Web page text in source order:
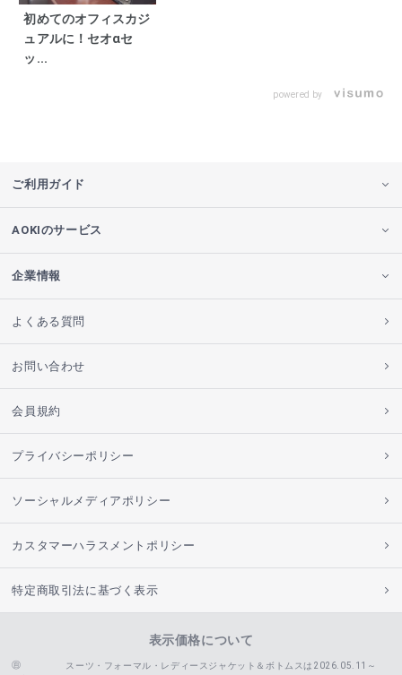
初めてのオフィスカジ
ュアルに！セオαセ
ッ...
powered by
ご利用ガイド
AOKIのサービス
企業情報
よくある質問
お問い合わせ
会員規約
プライバシーポリシー
ソーシャルメディアポリシー
カスタマーハラスメントポリシー
特定商取引法に基づく表示
表示価格について
スーツ・フォーマル・レディースジャケット＆ボトムスは2026.05.11～